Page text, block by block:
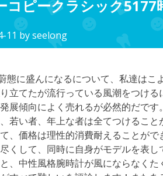
コピークラシック5177
11 byseelong
態に盛んになるについて、私達は
立てたが流行っている風潮をつけ
展傾向によく売れるが必然的だで
若い者、年上な者は全てつけるこ
、価格は理性的消費耐えることが
くして、同時に自身がモデルを表
、中性風格腕時計が風にならなく